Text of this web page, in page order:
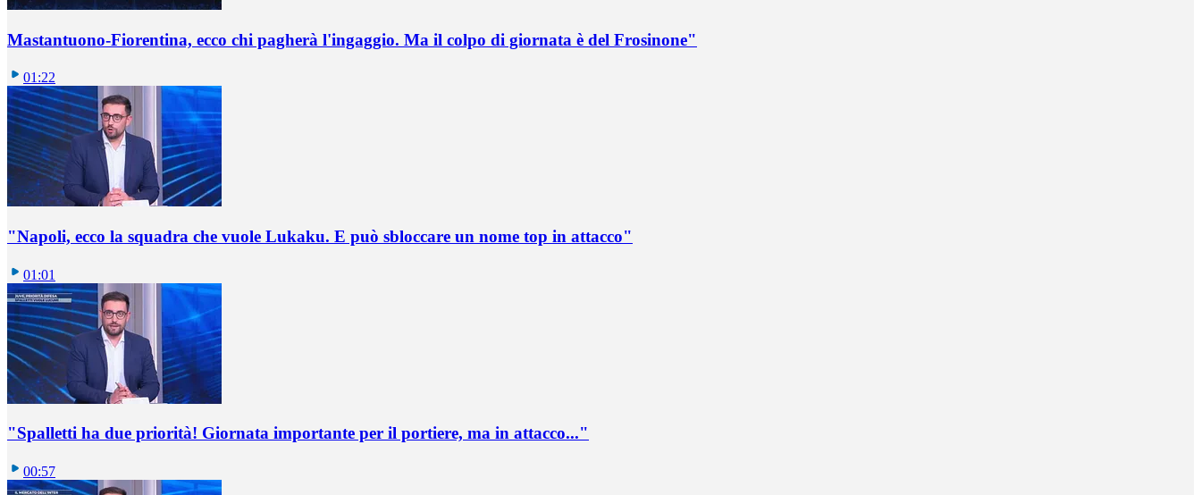
Mastantuono-Fiorentina, ecco chi pagherà l'ingaggio. Ma il colpo di giornata è del Frosinone"
01:22
"Napoli, ecco la squadra che vuole Lukaku. E può sbloccare un nome top in attacco"
01:01
"Spalletti ha due priorità! Giornata importante per il portiere, ma in attacco..."
00:57